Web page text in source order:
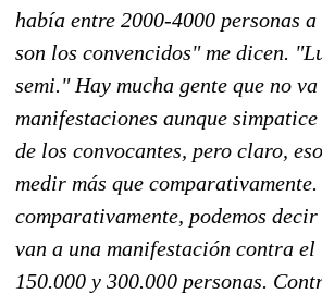
había entre 2000-4000 personas
son los convencidos" me dicen.
semi." Hay mucha gente que no
manifestaciones aunque
de los convocantes, pero claro,
medir más que comparativamente.
comparativamente, podemos
van a una manifestación contra el
150.000 y 300.000 personas.